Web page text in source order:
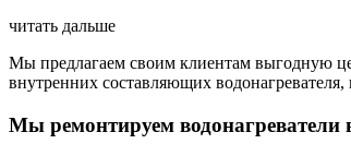
читать дальше
Мы предлагаем своим клиентам выгодную
внутренних составляющих
Мы ремонтируем водонагреватели